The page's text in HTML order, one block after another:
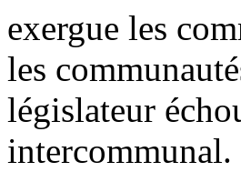
exergue les
les
législateur
intercommunal.